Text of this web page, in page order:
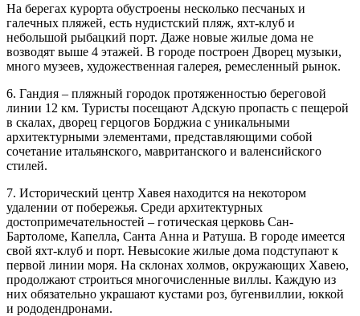
На берегах курорта обустроены несколько песчаных и
галечных пляжей, есть нудистский пляж, яхт-клуб и
небольшой рыбацкий порт. Даже новые жилые дома не
возводят выше 4 этажей. В городе построен Дворец музыки,
много музеев, художественная галерея, ремесленный рынок.
6. Гандия – пляжный городок протяженностью береговой
линии 12 км. Туристы посещают Адскую пропасть с пещерой
в скалах, дворец герцогов Борджиа с уникальными
архитектурными элементами, представляющими собой
сочетание итальянского, мавританского и валенсийского
стилей.
7. Исторический центр Хавея находится на некотором
удалении от побережья. Среди архитектурных
достопримечательностей – готическая церковь Сан-
Бартоломе, Капелла, Санта Анна и Ратуша. В городе имеется
свой яхт-клуб и порт. Невысокие жилые дома подступают к
первой линии моря. На склонах холмов, окружающих Хавею,
продолжают строиться многочисленные виллы. Каждую из
них обязательно украшают кустами роз, бугенвиллии, юккой
и рододендронами.